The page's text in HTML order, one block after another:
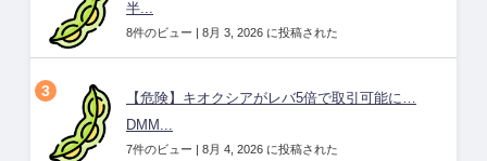
半...
8件のビュー | 8月 3, 2026 に投稿された
【危険】キオクシアがレバ5倍で取引可能に…
DMM...
7件のビュー | 8月 4, 2026 に投稿された